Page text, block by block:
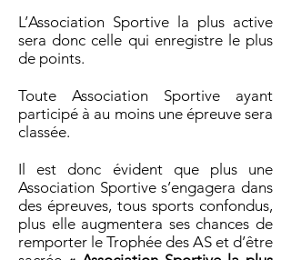
L’Association Sportive la plus active
sera donc celle qui enregistre le plus
de points.
Toute Association Sportive ayant
participé à au moins une épreuve sera
classée.
Il est donc évident que plus une
Association Sportive s’engagera dans
des épreuves, tous sports confondus,
plus elle augmentera ses chances de
remporter le Trophée des AS et d’être